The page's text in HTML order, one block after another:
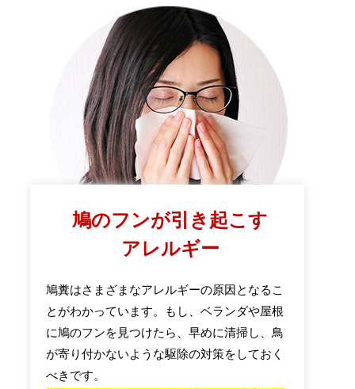
鳩のフンが引き起こす
アレルギー
鳩糞はさまざまなアレルギーの原因となるこ
とがわかっています。もし、ベランダや屋根
に鳩のフンを見つけたら、早めに清掃し、鳥
が寄り付かないような駆除の対策をしておく
べきです。